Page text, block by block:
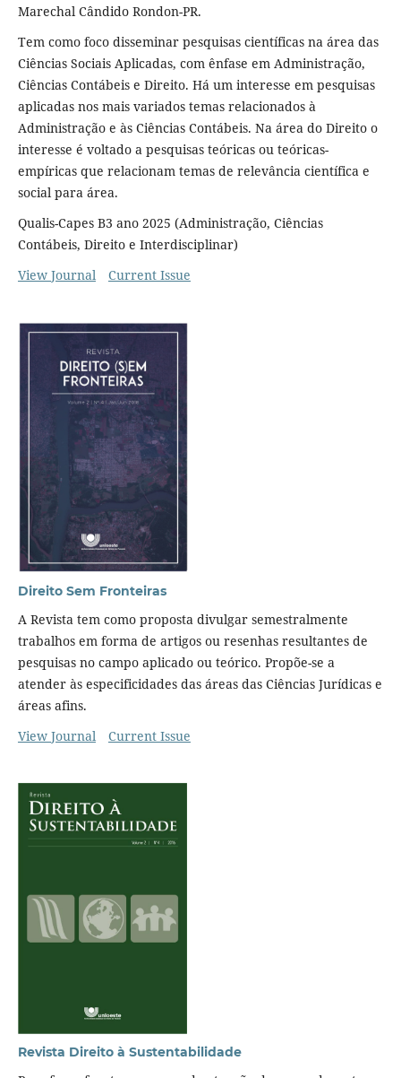
Marechal Cândido Rondon-PR.
Tem como foco disseminar pesquisas científicas na área das
Ciências Sociais Aplicadas, com ênfase em Administração,
Ciências Contábeis e Direito. Há um interesse em pesquisas
aplicadas nos mais variados temas relacionados à
Administração e às Ciências Contábeis. Na área do Direito o
interesse é voltado a pesquisas teóricas ou teóricas-
empíricas que relacionam temas de relevância científica e
social para área.
Qualis-Capes B3 ano 2025 (Administração, Ciências
Contábeis, Direito e Interdisciplinar)
View Journal
Current Issue
Direito Sem Fronteiras
A Revista tem como proposta divulgar semestralmente
trabalhos em forma de artigos ou resenhas resultantes de
pesquisas no campo aplicado ou teórico. Propõe-se a
atender às especificidades das áreas das Ciências Jurídicas e
áreas afins.
View Journal
Current Issue
Revista Direito à Sustentabilidade